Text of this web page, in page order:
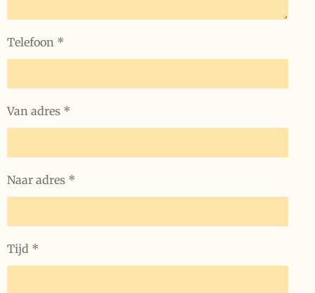
Telefoon *
Van adres *
Naar adres *
Tijd *